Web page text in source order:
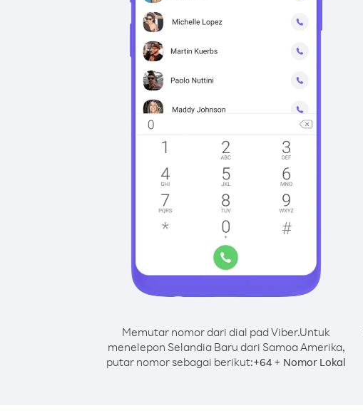
Memutar nomor dari dial pad Viber.Untuk
menelepon Selandia Baru dari Samoa Amerika,
putar nomor sebagai berikut:+64 + Nomor Lokal